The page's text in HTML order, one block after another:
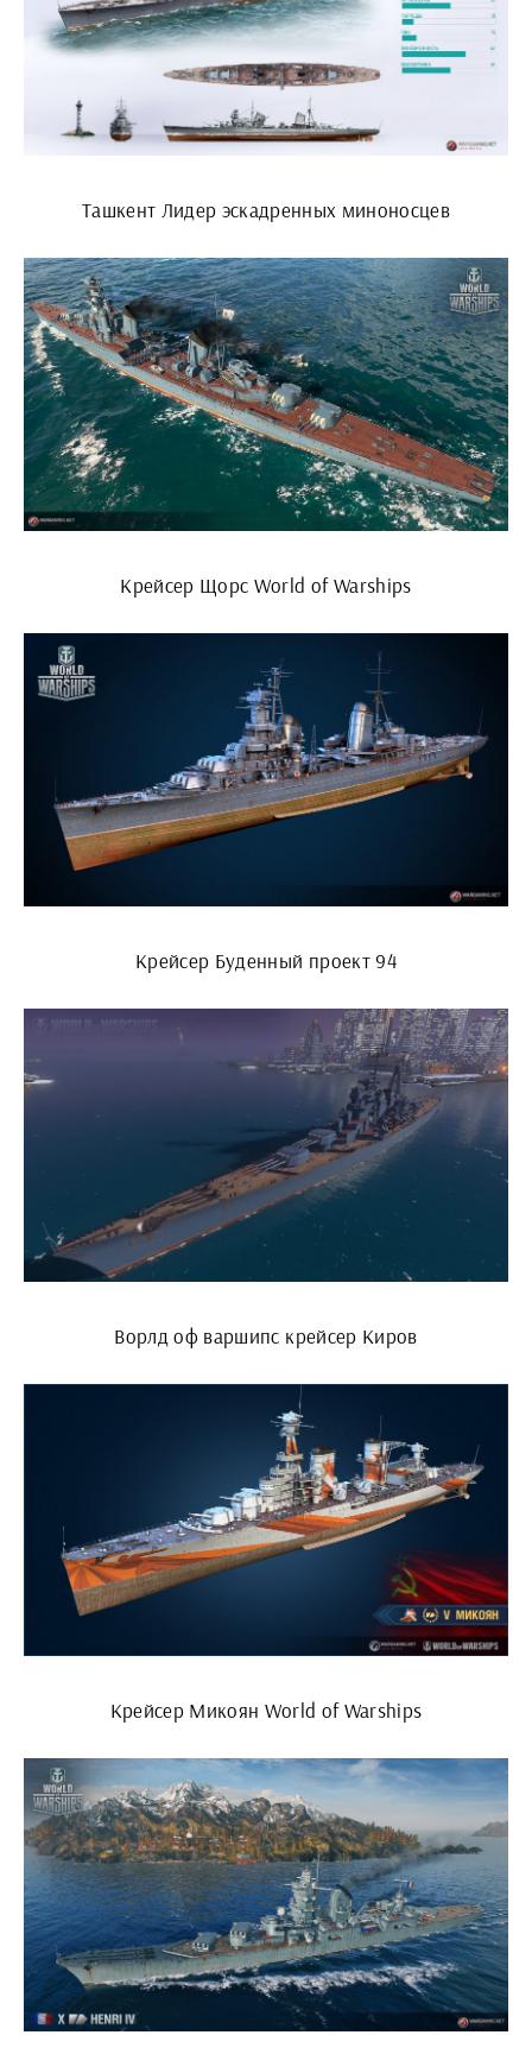
Ташкент Лидер эскадренных миноносцев
Крейсер Щорс World of Warships
Крейсер Буденный проект 94
Ворлд оф варшипс крейсер Киров
Крейсер Микоян World of Warships